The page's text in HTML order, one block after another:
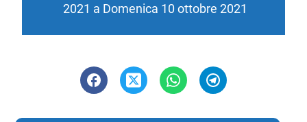
2021 a Domenica 10 ottobre 2021